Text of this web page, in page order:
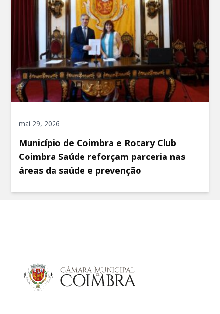
mai 29, 2026
Município de Coimbra e Rotary Club
Coimbra Saúde reforçam parceria nas
áreas da saúde e prevenção